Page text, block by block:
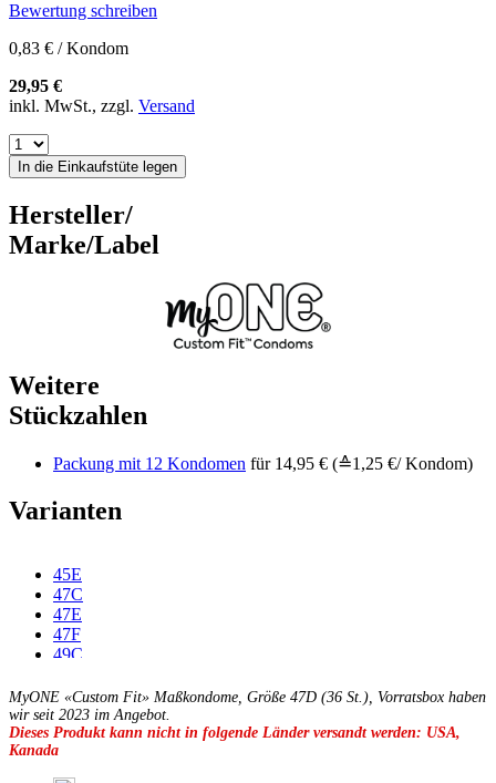
Bewertung schreiben
0,83 € / Kondom
29,95 €
inkl. MwSt., zzgl. Versand
In die Einkaufstüte legen
Hersteller/
Marke/Label
Weitere
Stückzahlen
Packung mit 12 Kondomen für 14,95 € (≙1,25 €/ Kondom)
Varianten
45E
47C
47E
47F
49C
49E
49F
49G
51C
51D
MyONE «Custom Fit» Maßkondome, Größe 47D (36 St.), Vorratsbox haben
wir seit 2023 im Angebot.
Dieses Produkt kann nicht in folgende Länder versandt werden: USA,
Kanada